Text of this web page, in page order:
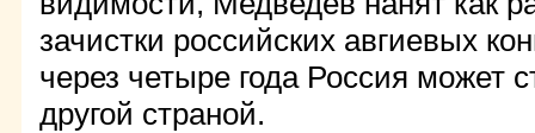
зачистки российских авгиевых
через четыре года Россия может
другой страной.